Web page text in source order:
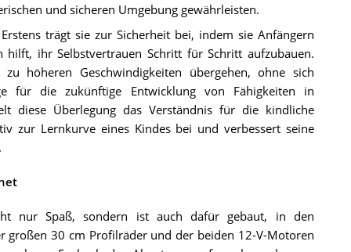
und sicheren Umgebung gewährleisten.
trägt sie zur Sicherheit bei, indem sie Anfängern
ihr Selbstvertrauen Schritt für Schritt aufzubauen.
höheren Geschwindigkeiten übergehen, ohne sich
für die zukünftige Entwicklung von Fähigkeiten in
diese Überlegung das Verständnis für die kindliche
zur Lernkurve eines Kindes bei und verbessert seine
nur Spaß, sondern ist auch dafür gebaut, in den
großen 30 cm Profilräder und der beiden 12-V-Motoren